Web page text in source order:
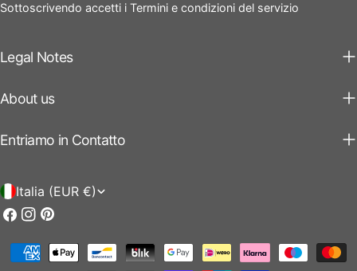
Legal Notes
About us
Entriamo in Contatto
Sottoscrivendo accetti i Termini e condizioni del servizio
P
a
Italia (EUR €)
Facebook
Instagram
Pinterest
Modalità